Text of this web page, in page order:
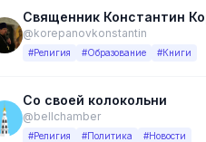
Священник Константин
@korepanovkonstantin
#Религия #Образование #Книги
Со своей колокольни
@bellchamber
#Религия #Политика #Новости